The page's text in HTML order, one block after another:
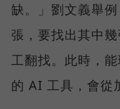
缺。」劉文義舉
張，要找出其中
工翻找。此時，
的 AI 工具，會從